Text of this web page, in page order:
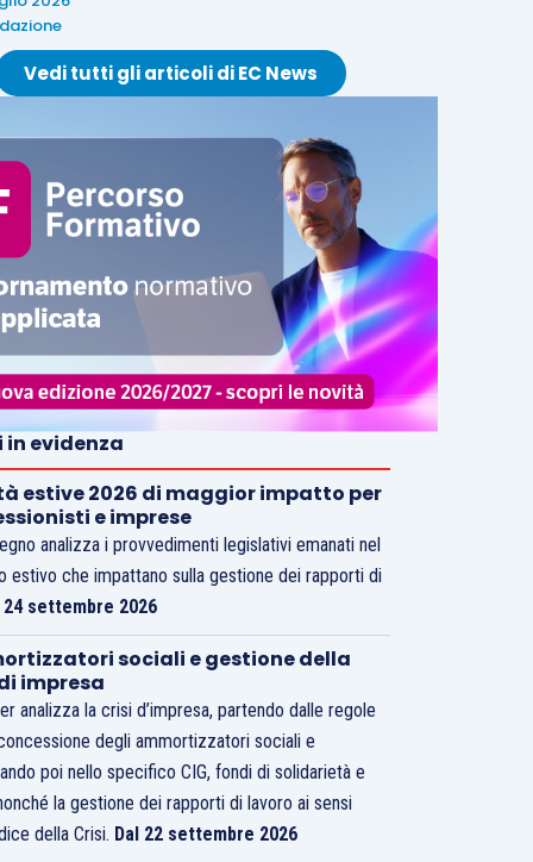
Vedi tutti gli articoli di EC News
in evidenza
estive 2026 di maggior impatto per
e imprese
analizza i provvedimenti legislativi emanati nel
estivo che impattano sulla gestione dei rapporti di
24 settembre 2026
sociali e gestione della
impresa
analizza la crisi d’impresa, partendo dalle regole
degli ammortizzatori sociali e
poi nello specifico CIG, fondi di solidarietà e
la gestione dei rapporti di lavoro ai sensi
della Crisi. Dal 22 settembre 2026